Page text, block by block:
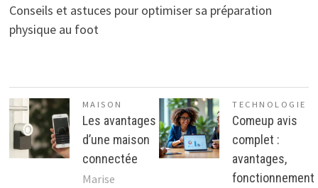
Conseils et astuces pour optimiser sa préparation
physique au foot
MAISON
Les avantages
d’une maison
connectée
Marise
TECHNOLOGIE
Comeup avis
complet :
avantages,
fonctionnement